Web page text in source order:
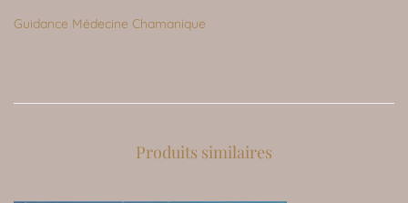
Guidance Médecine Chamanique
Produits similaires